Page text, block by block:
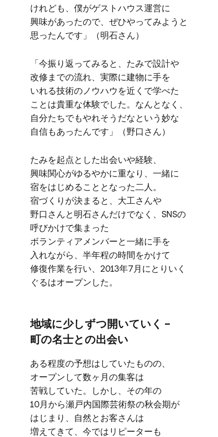
けれども、​僕が​ゲストハウス運営に​
興味が​あったので、​ぜひやってみようと​
思ったんです」​（明石さん）
「今振り返ってみると、​たみで​設計や​
改修までの​流れ、​実際に​建物に​手を​
いれる​技術の​ノウハウを​近くで​学べた​
ことは​貴重な​体験でした。​なんとなく、​
自分たちでも​やれそうだなと​いう​妙な​
自信も​あったんです」​（野口さん）
たみを​起点とした​出会いや​経験、​
興味関心が​ゆる​やかに​重なり、​一緒に​
宿を​はじめる​こととなった​二人。​
宿づくりが​決まると、​大工さんや​
野口さんと​明石さんだけでなく、​SNSの​
呼びかけで​集まった​
ボランティアメンバーと​一緒に​手を​
入れながら、 ​半年程の​時間を​かけて​
修復作業を​行い、​2013年7月に​とりいく​
ぐるは​オープンした。
地域に​少しずつ開いていく​ –
町の​名士との​出会い
ある​程度の​予想は​していた​ものの、​
オープンして​数ヶ月の​集客は​
苦戦していた。​しかし、​その年の​
10月から​瀬戸内国際芸術祭の​秋会期が​
はじまり、​自然とお客さんは​
増えてきて、​今では​リピーターも​